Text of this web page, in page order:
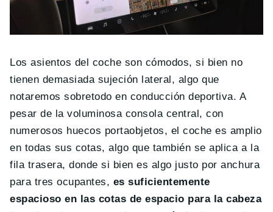
Los asientos del coche son cómodos, si bien no
tienen demasiada sujeción lateral, algo que
notaremos sobretodo en conducción deportiva. A
pesar de la voluminosa consola central, con
numerosos huecos portaobjetos, el coche es amplio
en todas sus cotas, algo que también se aplica a la
fila trasera, donde si bien es algo justo por anchura
para tres ocupantes, es suficientemente
espacioso en las cotas de espacio para la cabeza